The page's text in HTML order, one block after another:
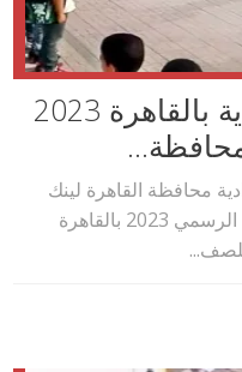
نتيجة الشهادة الاعدادية بالقاهرة 2023
محافظة القاهرة لينك
موقع بوابة مديرية التربية والتعليم الرسمي 2023 بالقاهرة
للصف...